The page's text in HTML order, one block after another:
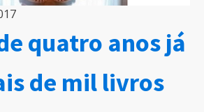
quatro anos já
de mil livros